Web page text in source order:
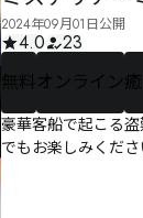
2024年09月01日公開
4.0
23
無料 オンライン
豪華客船で起こる
でもお楽しみくだ